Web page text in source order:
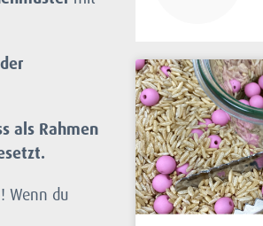
als Rahmen
Wenn du